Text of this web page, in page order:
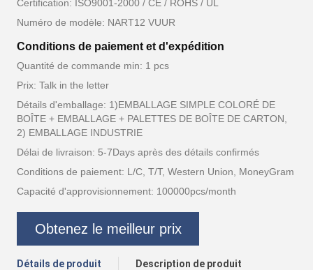
Certification: ISO9001-2000 / CE / ROHS / UL
Numéro de modèle: NART12 VUUR
Conditions de paiement et d'expédition
Quantité de commande min: 1 pcs
Prix: Talk in the letter
Détails d'emballage: 1)EMBALLAGE SIMPLE COLORÉ DE
BOÎTE + EMBALLAGE + PALETTES DE BOÎTE DE CARTON,
2) EMBALLAGE INDUSTRIE
Délai de livraison: 5-7Days après des détails confirmés
Conditions de paiement: L/C, T/T, Western Union, MoneyGram
Capacité d'approvisionnement: 100000pcs/month
Obtenez le meilleur prix
Détails de produit Description de produit